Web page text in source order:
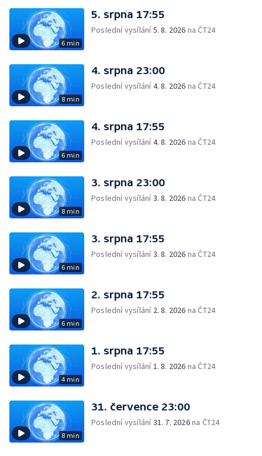
6 min
5. srpna 17:55
Poslední vysílání5. 8. 2026 na ČT24
8 min
4. srpna 23:00
Poslední vysílání4. 8. 2026 na ČT24
6 min
4. srpna 17:55
Poslední vysílání4. 8. 2026 na ČT24
8 min
3. srpna 23:00
Poslední vysílání3. 8. 2026 na ČT24
6 min
3. srpna 17:55
Poslední vysílání3. 8. 2026 na ČT24
6 min
2. srpna 17:55
Poslední vysílání 2. 8. 2026 na ČT24
4 min
1. srpna 17:55
Poslední vysílání1. 8. 2026 na ČT24
8 min
31. července 23:00
Poslední vysílání31. 7. 2026na ČT24